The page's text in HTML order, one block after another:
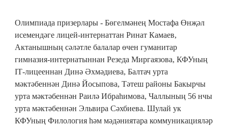
Олимпиада призерлары - Бөгелмәнең Мостафа Өнҗәл
исемендәге лицей-интернаттан Ринат Камаев,
Актанышның сәләтле балалар өчен гуманитар
гимназия-интернатыннан Резеда Миргаязова, КФУның
IТ-лицееннан Динә Әхмәдиева, Балтач урта
мәктәбеннән Динә Йосыпова, Тәтеш районы Бакырчы
урта мәктәбеннән Раилә Ибраһимова, Чаллының 56 нчы
урта мәктәбеннән Эльвира Сәхбиева. Шулай ук
КФУның Филология һәм мәдәниятара коммуникацияләр